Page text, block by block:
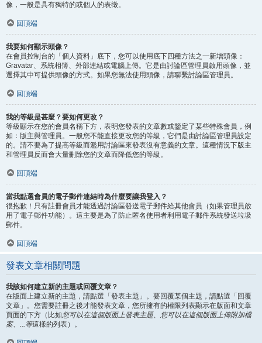
像，一般是具有獨特的或個人的表徵。
回頂端
我要如何顯示頭像？
在會員控制台的「個人資料」底下，您可以使用底下四種方法之一新增頭像：
Gravatar、系統相簿、外部連結或電腦上傳。它是由討論區管理員啟用頭像，並
選擇其中可提供頭像的方式。如果您無法使用頭像，請聯繫討論區管理員。
回頂端
我的等級是甚麼？要如何更改？
等級顯示在您的會員名稱下方，表明您發表的文章數或鑒定了某些特殊會員，例
如：版主與管理員。一般您不能直接更改您的等級，它們是由討論區管理員設定
的。請不要為了提高等級而濫用討論區來發表沒有意義的文章。這種情況下版主
和管理員反而會大量刪除您的文章而降低您的等級。
回頂端
當我點選會員的電子郵件連結時為什麼要讓我登入？
很抱歉！只有註冊會員才能透過討論區發送電子郵件給其他會員（如果管理員啟
用了電子郵件功能）。這主要是為了防止匿名使用者利用電子郵件系統發送垃圾
郵件。
回頂端
發表文章相關問題
我該如何建立新的主題或回覆文章？
在版面上建立新的主題，請點選「發表主題」。要回覆某個主題，請點選「回覆
文章」。您需要註冊之後才能發表文章，您所擁有的權限列表顯示在版面和文章
頁面的下方（比如您可以在這個版面上發表主題、您可以在這個版面上傳附加檔
案、...等這樣的列表）。